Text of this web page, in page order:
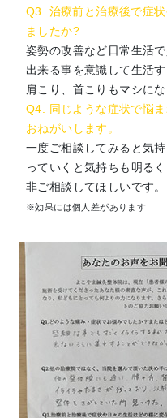
Q3. 治療前と治療後で症
ましたか?
姿勢の改善など日常生活
出来る事を意識して生活す
肩こり、首こりもマシに
Q4. 同じような症状で悩
おねがいします。
一度ご相談してみると気
っていくと気持ちも明る
非ご相談してほしいです。
※効果には個人差があります